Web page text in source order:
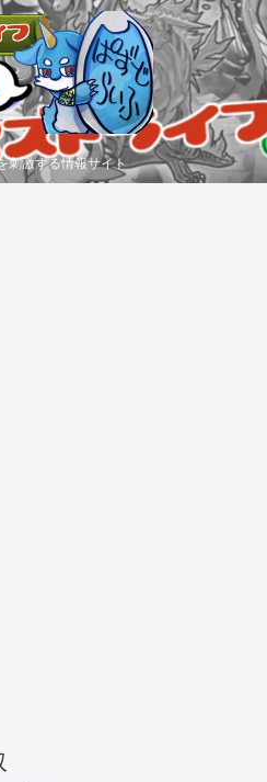
刺激する情報サイト